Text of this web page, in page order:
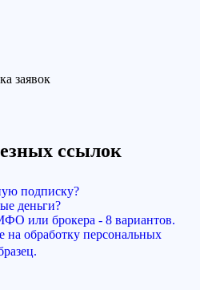
заявок
ссылок
подписку?
деньги?
или брокера - 8 вариантов.
на обработку персональных